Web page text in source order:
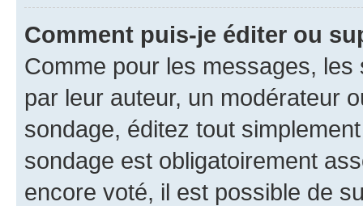
Comment puis-je éditer ou
Comme pour les messages,
par leur auteur, un modérateur
sondage, éditez tout
sondage est obligatoirement
encore voté, il est possible de